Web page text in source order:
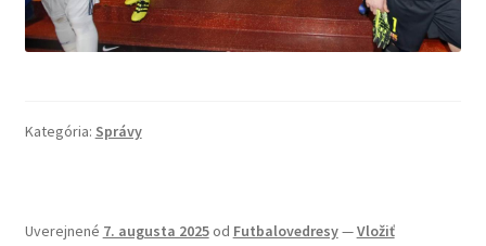
Kategória: Správy
Uverejnené 7. augusta 2025od Futbalovedresy—Vložiť